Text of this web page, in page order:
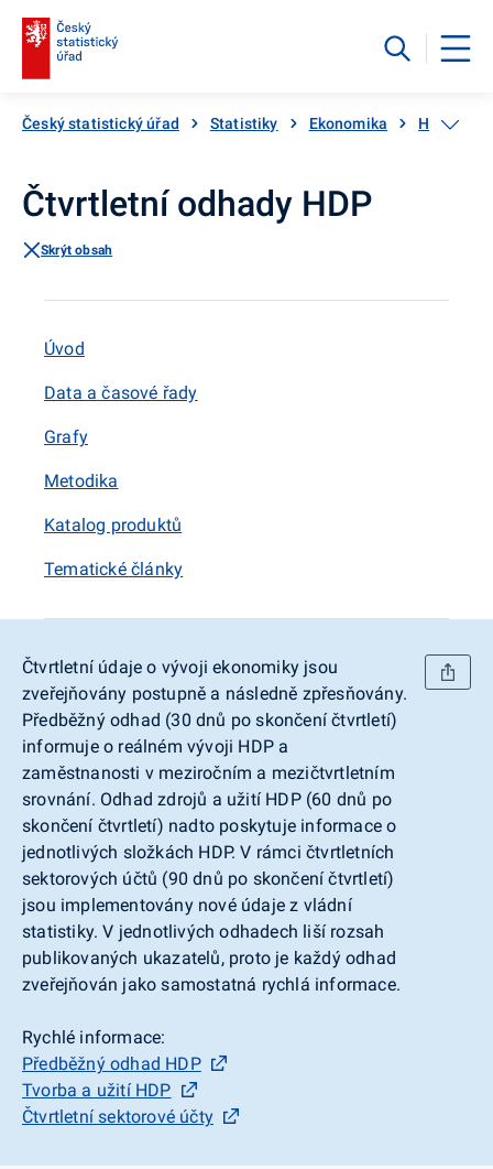
Český statistický úřad Statistiky Ekonomika HDP,
Čtvrtletní odhady HDP
Skrýt obsah
Úvod
Data a časové řady
Grafy
Metodika
Katalog produktů
Tematické články
Čtvrtletní údaje o vývoji ekonomiky jsou
zveřejňovány postupně a následně zpřesňovány.
Předběžný odhad (30 dnů po skončení čtvrtletí)
informuje o reálném vývoji HDP a
zaměstnanosti v meziročním a mezičtvrtletním
srovnání. Odhad zdrojů a užití HDP (60 dnů po
skončení čtvrtletí) nadto poskytuje informace o
jednotlivých složkách HDP. V rámci čtvrtletních
sektorových účtů (90 dnů po skončení čtvrtletí)
jsou implementovány nové údaje z vládní
statistiky. V jednotlivých odhadech liší rozsah
publikovaných ukazatelů, proto je každý odhad
zveřejňován jako samostatná rychlá informace.
Rychlé informace:
Předběžný odhad HDP
Tvorba a užití HDP
Čtvrtletní sektorové účty